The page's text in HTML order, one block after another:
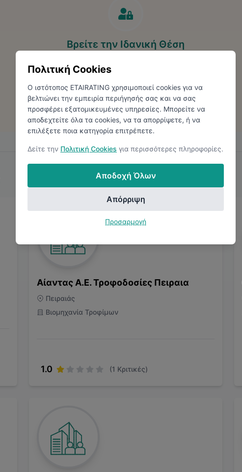
Βρείτε την Ιδανική Θέση
προφίλ σας. Συνδεθείτε για να δείτε παρόμοιες αγγελίες.
Προβολή Παρόμοιων Θέσεων
Αίαντας Α.Ε. Τροφοδοσίες Πειραια
Πειραιάς
Βιομηχανία Τροφίμων
1.0 (1 Κριτικές)
Πολιτική Cookies
Ο ιστότοπος ETAIRATING χρησιμοποιεί cookies για να
βελτιώνει την εμπειρία περιήγησής σας και να σας
προσφέρει εξατομικευμένες υπηρεσίες. Μπορείτε να
αποδεχτείτε όλα τα cookies, να τα απορρίψετε, ή να
επιλέξετε ποια κατηγορία επιτρέπετε.
Δείτε την Πολιτική Cookies για περισσότερες πληροφορίες.
Αποδοχή Όλων
Απόρριψη
Προσαρμογή